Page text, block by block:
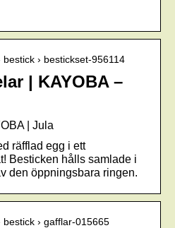
bestick › bestickset-956114
| KAYOBA –
| Jula
räfflad egg i ett
Besticken hålls samlade i
den öppningsbara ringen.
bestick › gafflar-015665